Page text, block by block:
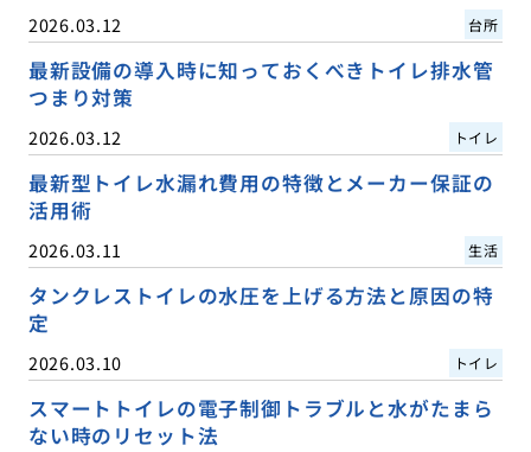
2026.03.12 台所
最新設備の導入時に知っておくべきトイレ排水管
つまり対策
2026.03.12 トイレ
最新型トイレ水漏れ費用の特徴とメーカー保証の
活用術
2026.03.11 生活
タンクレストイレの水圧を上げる方法と原因の特
定
2026.03.10 トイレ
スマートトイレの電子制御トラブルと水がたまら
ない時のリセット法